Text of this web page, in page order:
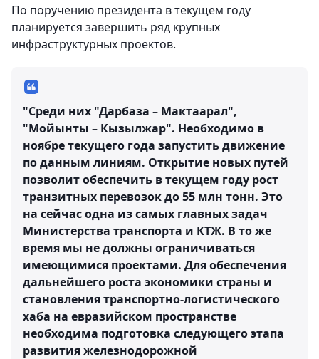
По поручению президента в текущем году
планируется завершить ряд крупных
инфраструктурных проектов.
"Среди них "Дарбаза – Мактаарал",
"Мойынты – Кызылжар". Необходимо в
ноябре текущего года запустить движение
по данным линиям. Открытие новых путей
позволит обеспечить в текущем году рост
транзитных перевозок до 55 млн тонн. Это
на сейчас одна из самых главных задач
Министерства транспорта и КТЖ. В то же
время мы не должны ограничиваться
имеющимися проектами. Для обеспечения
дальнейшего роста экономики страны и
становления транспортно-логистического
хаба на евразийском пространстве
необходима подготовка следующего этапа
развития железнодорожной